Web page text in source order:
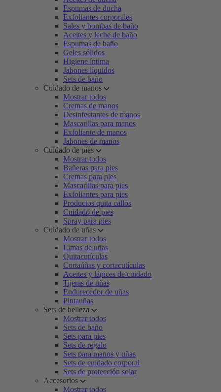
Espumas de ducha
Exfoliantes corporales
Sales y bombas de baño
Aceites y leche de baño
Espumas de baño
Geles sólidos
Higiene íntima
Jabones líquidos
Sets de baño
Cuidado de manos
Mostrar todos
Cremas de manos
Desinfectantes de manos
Mascarillas para manos
Exfoliante de manos
Jabones de manos
Cuidado de pies
Mostrar todos
Bañeras para pies
Cremas para pies
Mascarillas para pies
Exfoliantes para pies
Productos quita callos
Cuidado de pies
Spray para pies
Cuidado de uñas
Mostrar todos
Limas de uñas
Quitacutículas
Cortaúñas y cortacutículas
Aceites y lápices de cuidado
Tijeras de uñas
Endurecedor de uñas
Pintauñas
Sets de belleza
Mostrar todos
Sets de baño
Sets para pies
Sets de regalo
Sets para manos y uñas
Sets de cuidado corporal
Sets de protección solar
Accesorios
Mostrar todos